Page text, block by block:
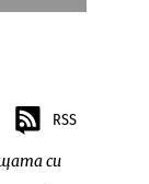
RSS
си